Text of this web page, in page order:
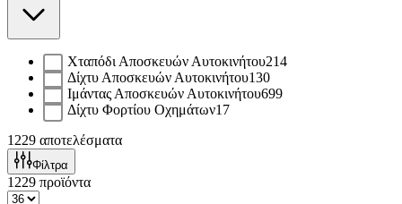
Χταπόδι Αποσκευών Αυτοκινήτου214
Δίχτυ Αποσκευών Αυτοκινήτου130
Ιμάντας Αποσκευών Αυτοκινήτου699
Δίχτυ Φορτίου Οχημάτων17
1229 αποτελέσματα
Φίλτρα
1229 προϊόντα